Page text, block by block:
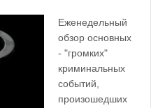
Еженедельный
обзор основных
- "громких"
криминальных
событий,
произошедших